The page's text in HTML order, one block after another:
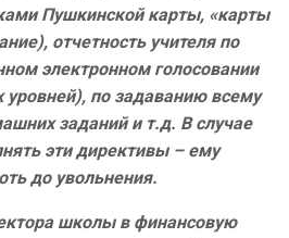
Пушкинской карты, «карты
отчетность учителя по
электронном голосовании
уровней), по задаванию всему
заданий и т.д. В случае
эти директивы – ему
до увольнения.
школы в финансовую